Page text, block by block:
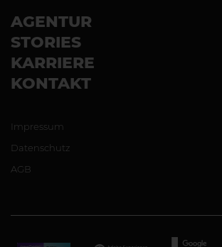
AGENTUR
STORIES
KARRIERE
KONTAKT
Impressum
Datenschutz
AGB